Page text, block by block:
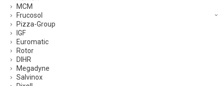
MCM
Frucosol
Pizza-Group
IGF
Euromatic
Rotor
DIHR
Megadyne
Salvinox